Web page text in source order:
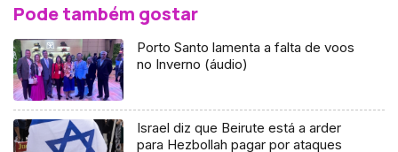
Pode também gostar
Porto Santo lamenta a falta de voos
no Inverno (áudio)
Israel diz que Beirute está a arder
para Hezbollah pagar por ataques